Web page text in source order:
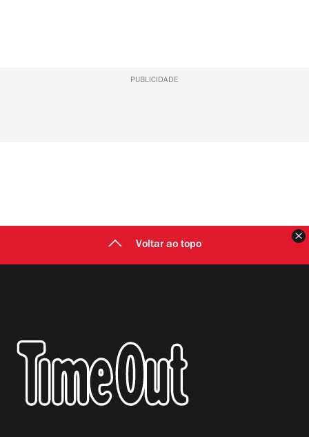
PUBLICIDADE
Voltar ao topo